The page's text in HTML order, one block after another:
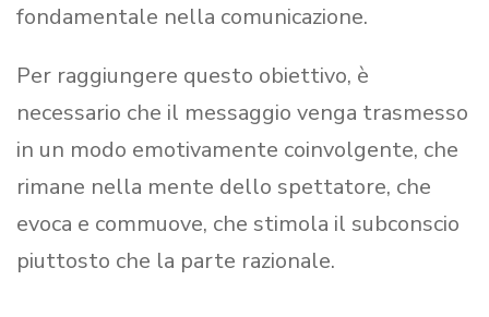
fondamentale nella comunicazione.
Per raggiungere questo obiettivo, è
necessario che il messaggio venga trasmesso
in un modo emotivamente coinvolgente, che
rimane nella mente dello spettatore, che
evoca e commuove, che stimola il subconscio
piuttosto che la parte razionale.